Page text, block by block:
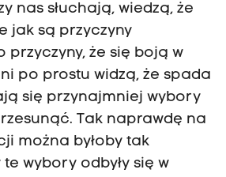
nas słuchają, wiedzą, że
jak są przyczyny
przyczyny, że się boją w
po prostu widzą, że spada
się przynajmniej wybory
Tak naprawdę na
można byłoby tak
wybory odbyły się w